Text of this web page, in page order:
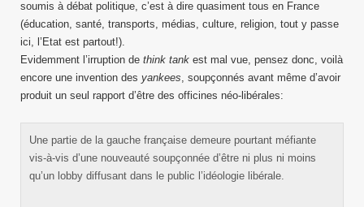
soumis à débat politique, c’est à dire quasiment tous en France
(éducation, santé, transports, médias, culture, religion, tout y passe
ici, l’Etat est partout!).
Evidemment l’irruption de think tank est mal vue, pensez donc, voilà
encore une invention des yankees, soupçonnés avant même d’avoir
produit un seul rapport d’être des officines néo-libérales:
Une partie de la gauche française demeure pourtant méfiante
vis-à-vis d’une nouveauté soupçonnée d’être ni plus ni moins
qu’un lobby diffusant dans le public l’idéologie libérale.